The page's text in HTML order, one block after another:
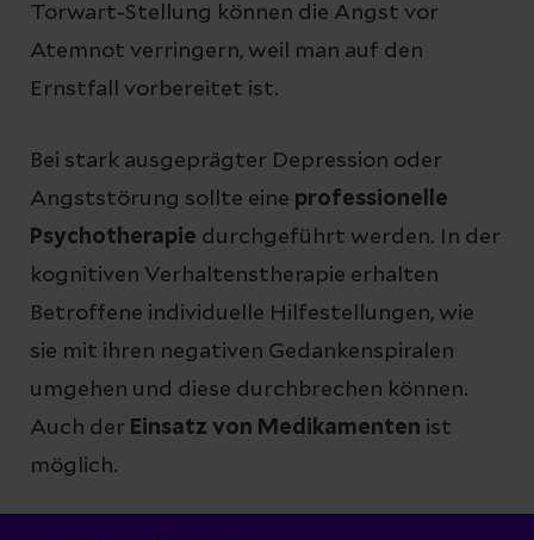
Torwart-Stellung können die Angst vor
Atemnot verringern, weil man auf den
Ernstfall vorbereitet ist.
Bei stark ausgeprägter Depression oder
Angststörung sollte eine professionelle
Psychotherapie durchgeführt werden. In der
kognitiven Verhaltenstherapie erhalten
Betroffene individuelle Hilfestellungen, wie
sie mit ihren negativen Gedankenspiralen
umgehen und diese durchbrechen können.
Auch der Einsatz von Medikamenten ist
möglich.